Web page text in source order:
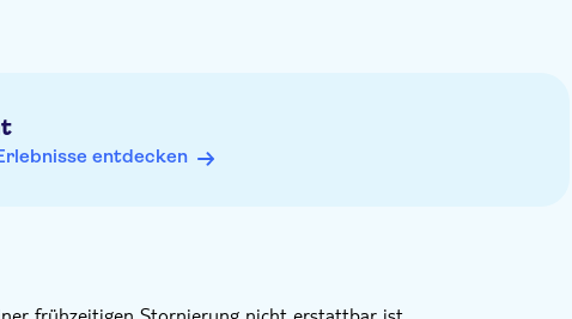
anhören, indem Sie die Audiodateien im Voraus herunterladen
Gesamtlänge von 82 Minuten
entdecken